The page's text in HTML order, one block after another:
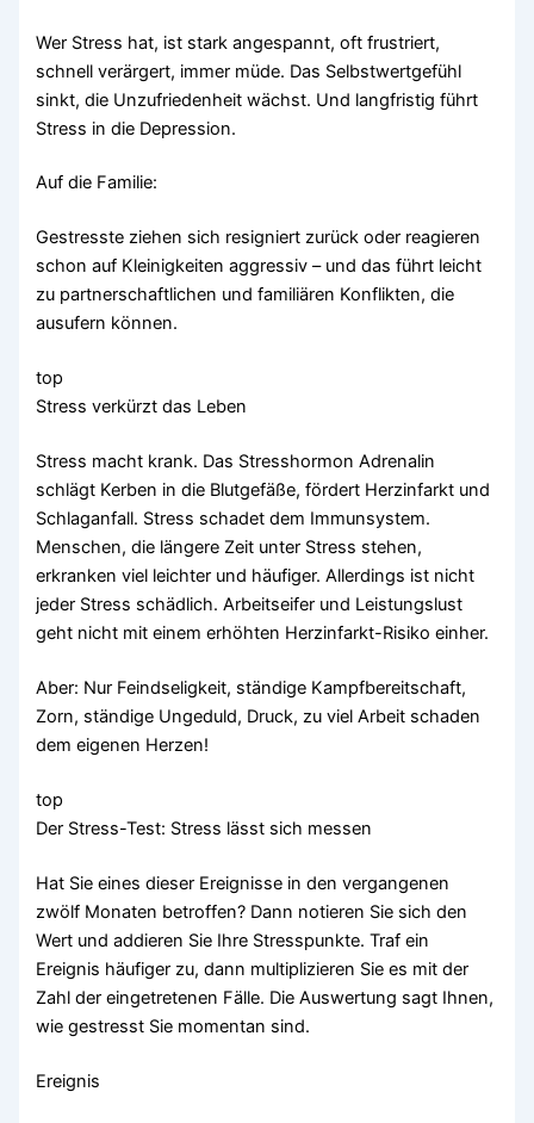
Wer Stress hat, ist stark angespannt, oft frustriert,
schnell verärgert, immer müde. Das Selbstwertgefühl
sinkt, die Unzufriedenheit wächst. Und langfristig führt
Stress in die Depression.
Auf die Familie:
Gestresste ziehen sich resigniert zurück oder reagieren
schon auf Kleinigkeiten aggressiv – und das führt leicht
zu partnerschaftlichen und familiären Konflikten, die
ausufern können.
top
Stress verkürzt das Leben
Stress macht krank. Das Stresshormon Adrenalin
schlägt Kerben in die Blutgefäße, fördert Herzinfarkt und
Schlaganfall. Stress schadet dem Immunsystem.
Menschen, die längere Zeit unter Stress stehen,
erkranken viel leichter und häufiger. Allerdings ist nicht
jeder Stress schädlich. Arbeitseifer und Leistungslust
geht nicht mit einem erhöhten Herzinfarkt-Risiko einher.
Aber: Nur Feindseligkeit, ständige Kampfbereitschaft,
Zorn, ständige Ungeduld, Druck, zu viel Arbeit schaden
dem eigenen Herzen!
top
Der Stress-Test: Stress lässt sich messen
Hat Sie eines dieser Ereignisse in den vergangenen
zwölf Monaten betroffen? Dann notieren Sie sich den
Wert und addieren Sie Ihre Stresspunkte. Traf ein
Ereignis häufiger zu, dann multiplizieren Sie es mit der
Zahl der eingetretenen Fälle. Die Auswertung sagt Ihnen,
wie gestresst Sie momentan sind.
Ereignis